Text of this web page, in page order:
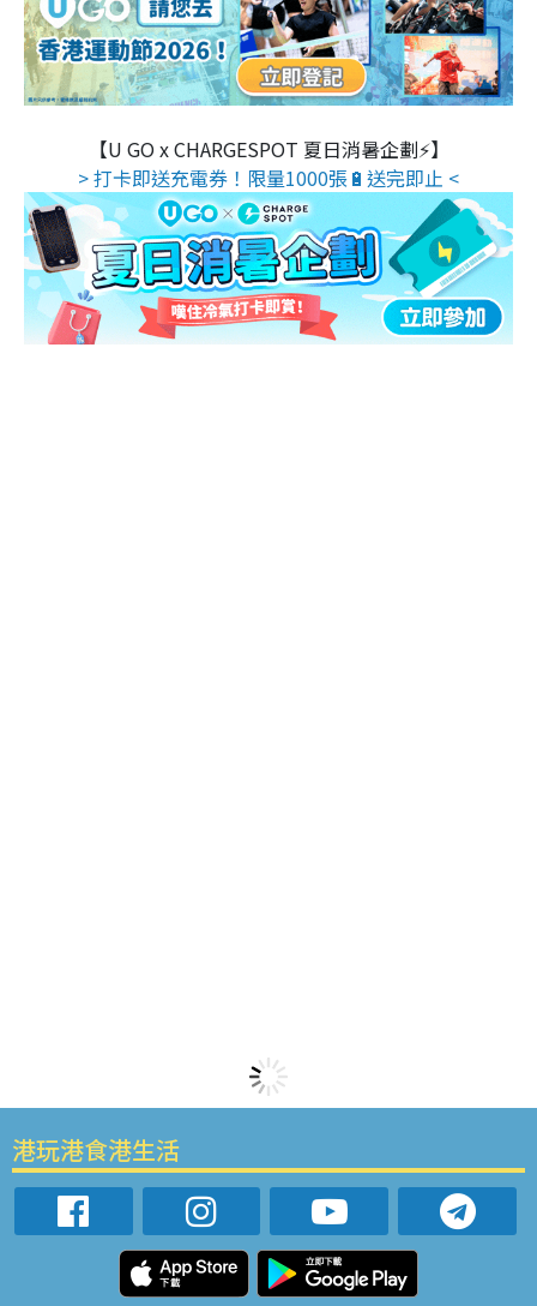
【U GO x CHARGESPOT 夏日消暑企劃⚡】
> 打卡即送充電券！限量1000張🔋送完即止 <
港玩港食港生活